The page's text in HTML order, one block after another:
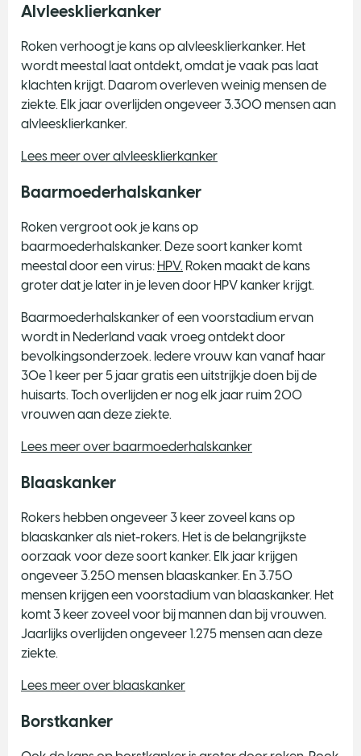
Alvleesklierkanker
Roken verhoogt je kans op alvleesklierkanker. Het
wordt meestal laat ontdekt, omdat je vaak pas laat
klachten krijgt. Daarom overleven weinig mensen de
ziekte. Elk jaar overlijden ongeveer 3.300 mensen aan
alvleesklierkanker.
Lees meer over alvleesklierkanker
Baarmoederhalskanker
Roken vergroot ook je kans op
baarmoederhalskanker. Deze soort kanker komt
meestal door een virus: HPV. Roken maakt de kans
groter dat je later in je leven door HPV kanker krijgt.
Baarmoederhalskanker of een voorstadium ervan
wordt in Nederland vaak vroeg ontdekt door
bevolkingsonderzoek. Iedere vrouw kan vanaf haar
30e 1 keer per 5 jaar gratis een uitstrijkje doen bij de
huisarts. Toch overlijden er nog elk jaar ruim 200
vrouwen aan deze ziekte.
Lees meer over baarmoederhalskanker
Blaaskanker
Rokers hebben ongeveer 3 keer zoveel kans op
blaaskanker als niet-rokers. Het is de belangrijkste
oorzaak voor deze soort kanker. Elk jaar krijgen
ongeveer 3.250 mensen blaaskanker. En 3.750
mensen krijgen een voorstadium van blaaskanker. Het
komt 3 keer zoveel voor bij mannen dan bij vrouwen.
Jaarlijks overlijden ongeveer 1.275 mensen aan deze
ziekte.
Lees meer over blaaskanker
Borstkanker